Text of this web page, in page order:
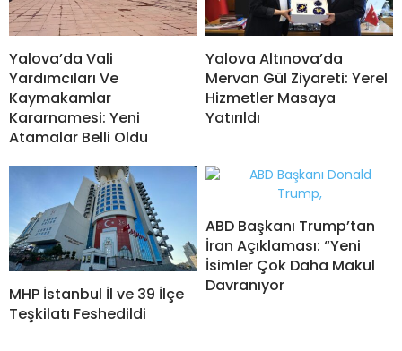
Yalova’da Vali
Yardımcıları Ve
Kaymakamlar
Kararnamesi: Yeni
Atamalar Belli Oldu
Yalova Altınova’da
Mervan Gül Ziyareti: Yerel
Hizmetler Masaya
Yatırıldı
MHP İstanbul İl ve 39 İlçe
Teşkilatı Feshedildi
ABD Başkanı Trump’tan
İran Açıklaması: “Yeni
İsimler Çok Daha Makul
Davranıyor